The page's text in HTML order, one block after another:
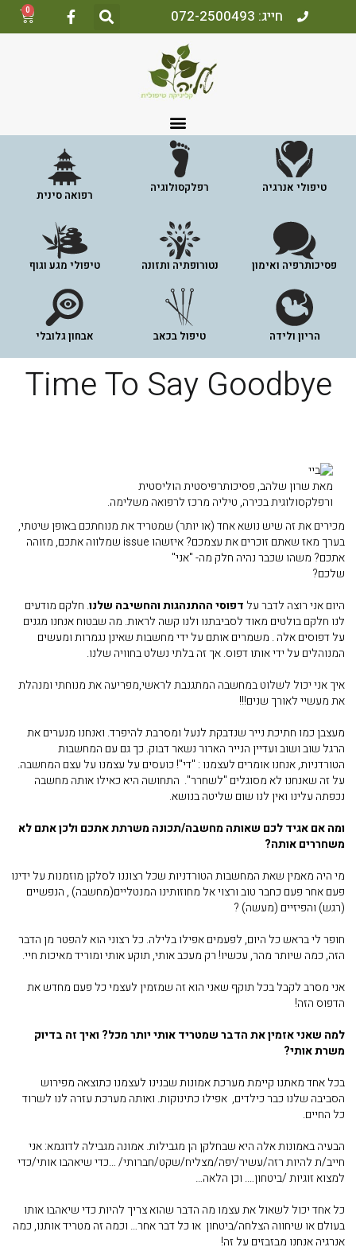
חייג: 072-2500493 0
טיפולי אנרגיה רפלקסולוגיה
רפואה סינית
פסיכותרפיה ואימון נטורופתיה ותזונה טיפולי מגע וגוף
הריון ולידה טיפול בכאב אבחון גלובלי
Time To Say Goodbye
מאת שרון שלהב, פסיכותרפיסטית הוליסטית
ורפלקסולוגית בכירה, טיליה מרכז לרפואה משלימה.
מכירים את זה שיש נושא אחד (או יותר) שמטריד את מנוחתכם באופן שיטתי,
בערך מאז שאתם זוכרים את עצמכם? איזשהו issue שמלווה אתכם, מזוהה
אתכם? משהו שכבר נהיה חלק מה- "אני"
שלכם?
היום אני רוצה לדבר על דפוסי ההתנהגות והחשיבה שלנו. חלקם מודעים
לנו חלקם בולטים מאוד לסביבתנו ולנו קשה לראות. מה שבטוח אנחנו מגנים
על דפוסים אלה . משמרים אותם על ידי מחשבות שאינן נגמרות ומעשים
המנוהלים על ידי אותו דפוס. אך זה בלתי נשלט בחוויה שלנו.
איך אני יכול לשלוט במחשבה המתגנבת לראשי,מפריעה את מנוחתי ומנהלת
את מעשיי לאורך שנים!!!
מעצבן כמו חתיכת נייר שנדבקת לנעל ומסרבת להיפרד. ואנחנו מנערים את
הרגל שוב ושוב ועדיין הנייר הארור נשאר דבוק. כך גם עם המחשבות
הטורדניות, אנחנו אומרים לעצמנו : "די"! כועסים על עצמנו על עצם המחשבה.
על זה שאנחנו לא מסוגלים "לשחרר". התחושה היא כאילו אותה מחשבה
נכפתה עלינו ואין לנו שום שליטה בנושא.
ומה אם אגיד לכם שאותה מחשבה/תכונה משרתת אתכם ולכן אתם לא
משחררים אותה?
מי היה מאמין שאת המחשבות הטורדניות שכל רצוננו לסלקן מוזמנות על ידינו
פעם אחר פעם כחבר טוב ורצוי אל מחוזותינו המנטליים(מחשבה) , הנפשיים
(רגש) והפיזיים (מעשה) ?
חופר לי בראש כל היום, לפעמים אפילו בלילה. כל רצוני הוא להפטר מן הדבר
הזה, כמה שיותר מהר, עכשיו! רק מעכב אותי, תוקע אותי ומוריד מאיכות חיי.
אני מסרב לקבל בכל תוקף שאני הוא זה שמזמין לעצמי כל פעם מחדש את
הדפוס הזה!
למה שאני אזמין את הדבר שמטריד אותי יותר מכל? ואיך זה בדיוק
משרת אותי?
בכל אחד מאתנו קיימת מערכת אמונות שבנינו לעצמנו כתוצאה מפירוש
הסביבה שלנו כבר כילדים, אפילו כתינוקות. ואותה מערכת עזרה לנו לשרוד
כל החיים.
הבעיה באמונות אלה היא שבחלקן הן מגבילות. אמונה מגבילה לדוגמא: אני
חייב/ת להיות רזה/עשיר/יפה/מצליח/שקט/חברותי/ …כדי שיאהבו אותי/כדי
למצוא זוגיות /ביטחון…. וכן הלאה…
כל אחד יכול לשאול את עצמו מה הדבר שהוא צריך להיות כדי שיאהבו אותו
בעולם או שיחווה הצלחה/ביטחון או כל דבר אחר… וכמה זה מטריד אותנו, כמה
אנרגיה אנחנו מבזבזים על זה!